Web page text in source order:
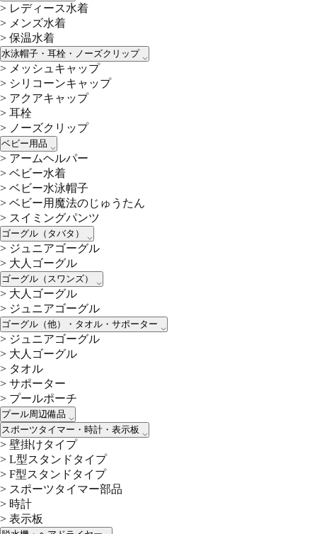
> レディース水着
> メンズ水着
> 保温水着
水泳帽子・耳栓・ノーズクリップ
> メッシュキャップ
> シリコーンキャップ
> アクアキャップ
> 耳栓
> ノーズクリップ
ベビー用品
> アームヘルパー
> ベビー水着
> ベビー水泳帽子
> ベビー用魔法のじゅうたん
> スイミングパンツ
ゴーグル（タバタ）
> ジュニアゴーグル
> 大人ゴーグル
ゴーグル（スワンズ）
> 大人ゴーグル
> ジュニアゴーグル
ゴーグル（他）・タオル・サポーター
> ジュニアゴーグル
> 大人ゴーグル
> タオル
> サポーター
> プールポーチ
プール周辺備品
スポーツタイマー・時計・表示板
> 壁掛けタイプ
> L型スタンドタイプ
> F型スタンドタイプ
> スポーツタイマー部品
> 時計
> 表示板